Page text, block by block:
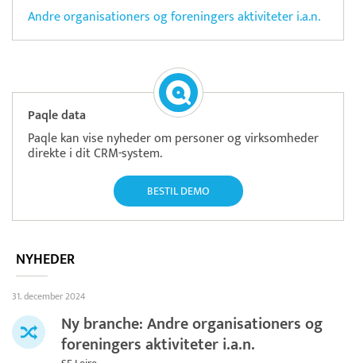
Andre organisationers og foreningers aktiviteter i.a.n.
Paqle data
Paqle kan vise nyheder om personer og virksomheder
direkte i dit CRM-system.
BESTIL DEMO
NYHEDER
31. december 2024
Ny branche: Andre organisationers og
foreningers aktiviteter i.a.n.